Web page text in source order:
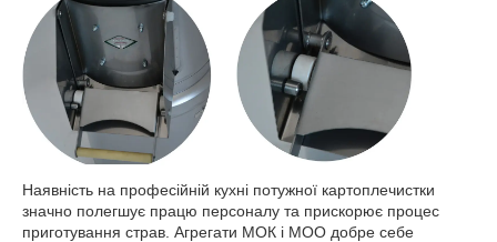
Наявність на професійній кухні потужної картоплечистки
значно полегшує працю персоналу та прискорює процес
приготування страв. Агрегати МОК і МОО добре себе